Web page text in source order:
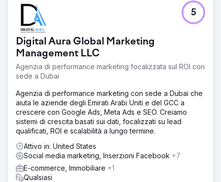
Sfida
Benchmark, la più grande società di intermediazione
aziendale indipendente in Australia, aveva bisogno di
rafforzare la propria visibilità online e di incrementare il
traffico di ricerca organico. Nonostante la sua solida
presenza e reputazione a livello nazionale, l'azienda si
trovava ad affrontare una forte concorrenza per le parole
chiave di settore di alto valore e necessitava di una
strategia digitale sostenibile per mantenere la propria
posizione di leadership.
Soluzione
Abbiamo condotto un audit SEO e di Google Ads
approfondito, identificando 16 parole chiave prioritarie e
84 secondarie. La nostra strategia includeva la creazione
di contenuti di nicchia, landing page incentrate sulle
parole chiave e ottimizzazioni tecniche del sito web per
migliorare il posizionamento e generare traffico.
Risultato
Digital Aura Global Marketing
Management LLC
Agenzia di performance marketing focalizzata sul ROI con
sede a Dubai
5
Agenzia di performance marketing con sede a Dubai che
aiuta le aziende degli Emirati Arabi Uniti e del GCC a
crescere con Google Ads, Meta Ads e SEO. Creiamo
sistemi di crescita basati sui dati, focalizzati su lead
qualificati, ROI e scalabilità a lungo termine.
Attivo in: United States
Social media marketing, Inserzioni Facebook +7
E-commerce, Immobiliare +1
Qualsiasi